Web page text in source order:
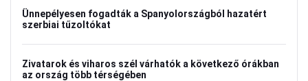
Ünnepélyesen fogadták a Spanyolországból hazatért
szerbiai tűzoltókat
Zivatarok és viharos szél várhatók a következő órákban
az ország több térségében